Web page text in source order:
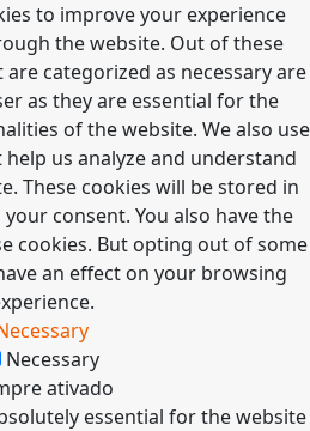
to improve your experience
the website. Out of these
categorized as necessary are
as they are essential for the
of the website. We also use
us analyze and understand
These cookies will be stored in
consent. You also have the
cookies. But opting out of some
an effect on your browsing
Necessary
ativado
essential for the website